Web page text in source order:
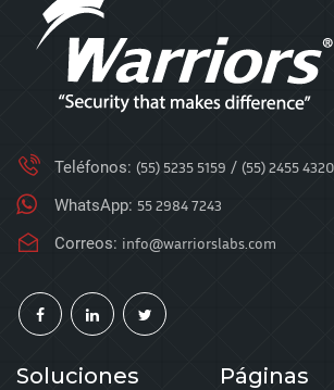
Teléfonos: (55) 5235 5159 / (55) 2455 4320
WhatsApp: 55 2984 7243
Correos: info@warriorslabs.com
Soluciones Páginas